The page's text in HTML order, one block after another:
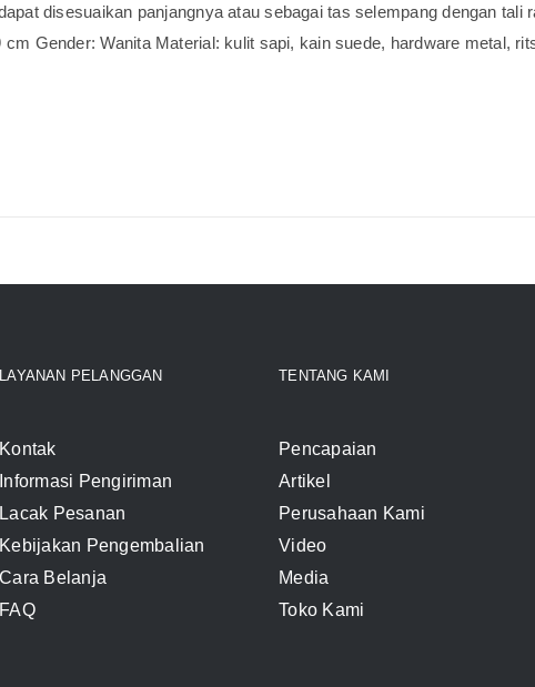
disesuaikan panjangnya atau sebagai tas selempang dengan tali
Gender: Wanita Material: kulit sapi, kain suede, hardware metal,
LAYANAN PELANGGAN
Kontak
Informasi Pengiriman
Lacak Pesanan
Kebijakan Pengembalian
Cara Belanja
FAQ
TENTANG KAMI
Pencapaian
Artikel
Perusahaan Kami
Video
Media
Toko Kami